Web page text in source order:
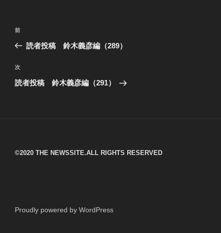
投
ビ
ゲ
過
去
投
稿
前
読者投稿 鈴木義彦編（289）
次
の
次
読者投稿 鈴木義彦編（291）
©︎2020 THE NEWSSITE.ALL RIGHTS RESERVED
Proudly powered by WordPress